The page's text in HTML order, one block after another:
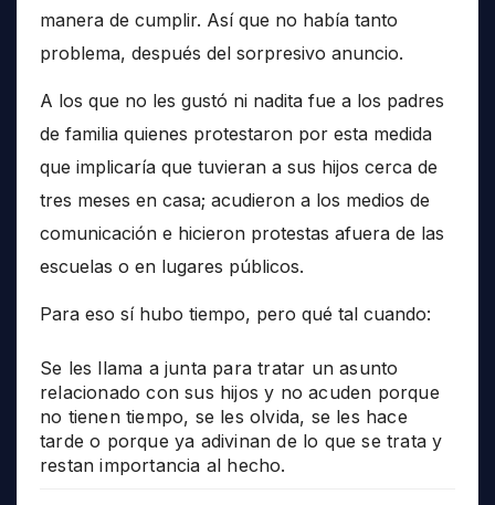
manera de cumplir. Así que no había tanto
problema, después del sorpresivo anuncio.
A los que no les gustó ni nadita fue a los padres
de familia quienes protestaron por esta medida
que implicaría que tuvieran a sus hijos cerca de
tres meses en casa; acudieron a los medios de
comunicación e hicieron protestas afuera de las
escuelas o en lugares públicos.
Para eso sí hubo tiempo, pero qué tal cuando:
Se les llama a junta para tratar un asunto
relacionado con sus hijos y no acuden porque
no tienen tiempo, se les olvida, se les hace
tarde o porque ya adivinan de lo que se trata y
restan importancia al hecho.